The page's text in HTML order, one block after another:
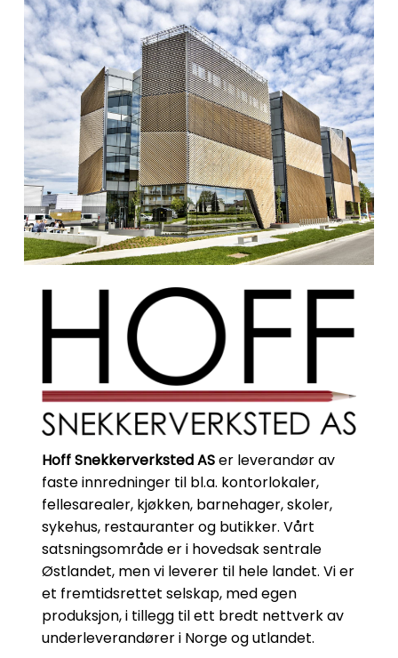
Hoff Snekkerverksted ASer leverandør av
faste innredninger til bl.a. kontorlokaler,
fellesarealer, kjøkken, barnehager, skoler,
sykehus, restauranter og butikker. Vårt
satsningsområde er i hovedsak sentrale
Østlandet, men vi leverer til hele landet. Vi er
et fremtidsrettet selskap, med egen
produksjon, i tillegg til ett bredt nettverk av
underleverandører i Norge og utlandet.